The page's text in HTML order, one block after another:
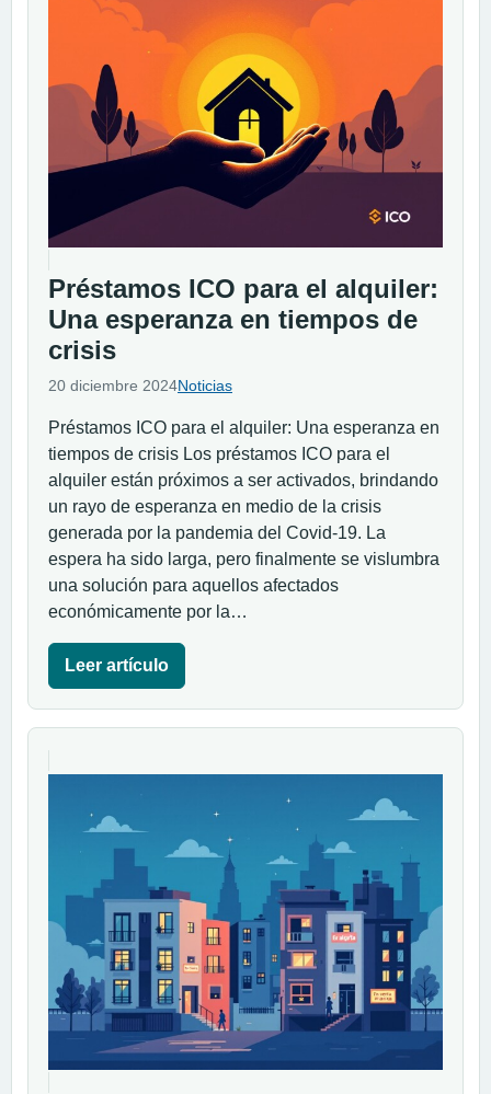
Préstamos ICO para el alquiler:
Una esperanza en tiempos de
crisis
20 diciembre 2024Noticias
Préstamos ICO para el alquiler: Una esperanza en
tiempos de crisis Los préstamos ICO para el
alquiler están próximos a ser activados, brindando
un rayo de esperanza en medio de la crisis
generada por la pandemia del Covid-19. La
espera ha sido larga, pero finalmente se vislumbra
una solución para aquellos afectados
económicamente por la…
Leer artículo